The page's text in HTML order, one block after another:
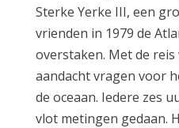
Sterke Yerke III, een
vrienden in 1979 de
overstaken. Met de
aandacht vragen voor
de oceaan. Iedere zes
vlot metingen gedaan.